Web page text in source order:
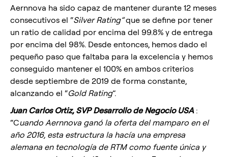
Aernnova ha sido capaz de mantener durante 12 meses
consecutivos el “Silver Rating”que se define por tener
un ratio de calidad por encima del 99.8% y de entrega
por encima del 98%. Desde entonces, hemos dado el
pequeño paso que faltaba para la excelencia y hemos
conseguido mantener el 100% en ambos criterios
desde septiembre de 2019 de forma constante,
alcanzando el “Gold Rating”.
Juan Carlos Ortiz, SVP Desarrollo de Negocio USA :
“Cuando Aernnova ganó la oferta del mamparo en el
año 2016, esta estructura la hacía una empresa
alemana en tecnología de RTM como fuente única y